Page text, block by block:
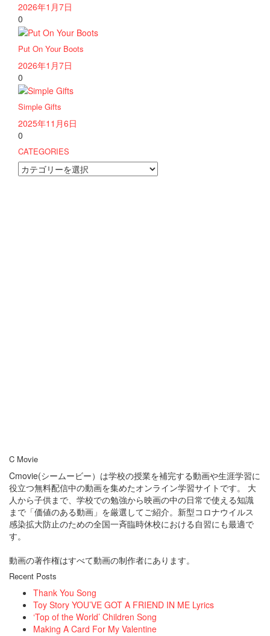
2026年1月7日
0
Put On Your Boots
2026年1月7日
0
Simple Gifts
2025年11月6日
0
CATEGORIES
CATEGORIES
C Movie
Cmovie(シームービー）は学校の授業を補完する動画や生涯学習に
役立つ無料配信中の動画を集めたオンライン学習サイトです。 大
人から子供まで、学校での勉強から映画の中の日常で使える知識
まで「価値のある動画」を厳選してご紹介。新型コロナウイルス
感染拡大防止のための全国一斉臨時休校における自習にも最適で
す。
動画の著作権はすべて動画の制作者にあります。
Recent Posts
Thank You Song
Toy Story YOU’VE GOT A FRIEND IN ME Lyrics
‘Top of the World’ Children Song
Making A Card For My Valentine